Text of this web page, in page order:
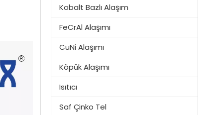
Kobalt Bazlı Alaşım
FeCrAl Alaşımı
CuNi Alaşımı
Köpük Alaşımı
Isıtıcı
Saf Çinko Tel